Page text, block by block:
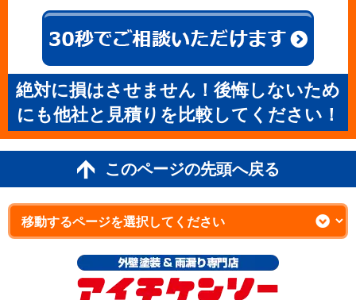
絶対に損はさせません！後悔しないため
にも他社と見積りを比較してください！
このページの先頭へ戻る